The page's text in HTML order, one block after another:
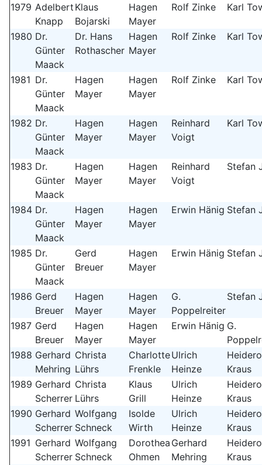
1979 Adelbert
Knapp
Klaus
Bojarski
Hagen
Mayer
Rolf Zinke Karl
1980 Dr.
Günter
Maack
Dr. Hans
Rothascher
Hagen
Mayer
Rolf Zinke Karl
1981 Dr.
Günter
Maack
Hagen
Mayer
Hagen
Mayer
Rolf Zinke Karl
1982 Dr.
Günter
Maack
Hagen
Mayer
Hagen
Mayer
Reinhard
Voigt
Karl
1983 Dr.
Günter
Maack
Hagen
Mayer
Hagen
Mayer
Reinhard
Voigt
Stefan
1984 Dr.
Günter
Maack
Hagen
Mayer
Hagen
Mayer
Erwin Hänig Stefan
1985 Dr.
Günter
Maack
Gerd
Breuer
Hagen
Mayer
Erwin Hänig Stefan
1986 Gerd
Breuer
Hagen
Mayer
Hagen
Mayer
G.
Poppelreiter
Stefan
1987 Gerd
Breuer
Hagen
Mayer
Hagen
Mayer
Erwin Hänig G.
1988 Gerhard
Mehring
Christa
Lührs
Charlotte
Frenkle
Ulrich
Heinze
Kraus
1989 Gerhard
Scherrer
Christa
Lührs
Klaus
Grill
Ulrich
Heinze
Kraus
1990 Gerhard
Scherrer
Wolfgang
Schneck
Isolde
Wirth
Ulrich
Heinze
Kraus
1991 Gerhard
Scherrer
Wolfgang
Schneck
Dorothea
Ohmen
Gerhard
Mehring
Kraus